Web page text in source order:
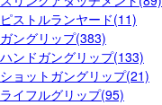
ピストルランヤード(11)
ガングリップ(383)
ハンドガングリップ(133)
ショットガングリップ(21)
ライフルグリップ(95)